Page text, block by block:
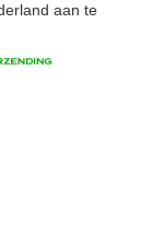
aan te